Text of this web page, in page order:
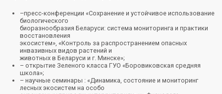
–пресс-конференции «Сохранение и устойчивое использование
биологического
биоразнообразия Беларуси: система мониторинга и практики
восстановления
экосистем», «Контроль за распространением опасных
инвазивных видов растений и
животных в Беларуси и г. Минске»;
– открытие Зеленого класса ГУО «Боровиковская средняя
школа»;
– научные семинары : «Динамика, состояние и мониторинг
лесных экосистем на особо